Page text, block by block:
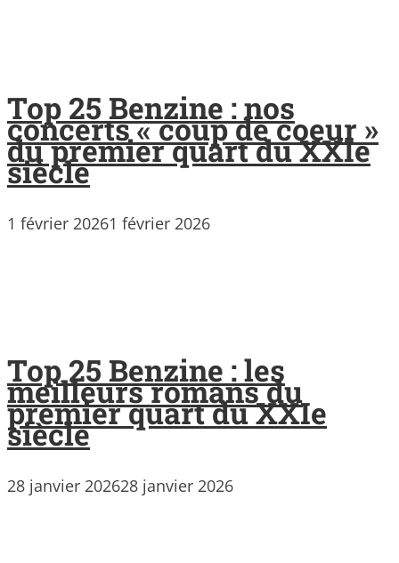
Top 25 Benzine : nos
concerts « coup de coeur »
du premier quart du XXIe
siècle
1 février 20261 février 2026
Top 25 Benzine : les
meilleurs romans du
premier quart du XXIe
siècle
28 janvier 202628 janvier 2026